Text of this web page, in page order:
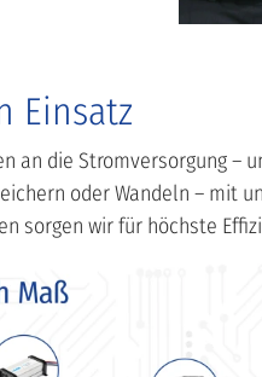
Einsatz
an die Stromversorgung –
oder Wandeln – mit
sorgen wir für höchste